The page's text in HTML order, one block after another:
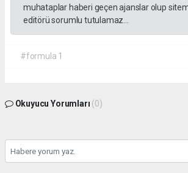
muhataplar haberi geçen ajanslar olup
editörü sorumlu tutulamaz...
#formula 1
Okuyucu Yorumları (0)